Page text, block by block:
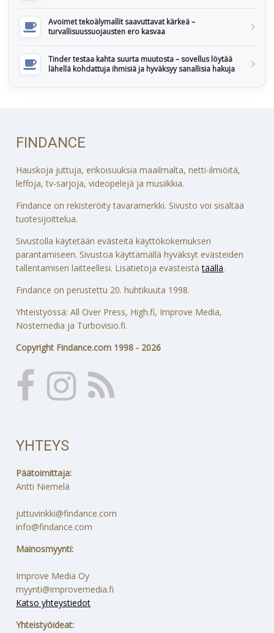
Avoimet tekoälymallit saavuttavat kärkeä –
turvallisuussuojausten ero kasvaa
Tinder testaa kahta suurta muutosta – sovellus löytää
lähellä kohdattuja ihmisiä ja hyväksyy sanallisia hakuja
FINDANCE
Hauskoja juttuja, erikoisuuksia maailmalta, netti-ilmiöitä,
leffoja, tv-sarjoja, videopelejä ja musiikkia.
Findance on rekisteröity tavaramerkki. Sivusto voi sisältää
tuotesijoittelua.
Sivustolla käytetään evästeitä käyttökokemuksen
parantamiseen. Sivustoa käyttämällä hyväksyt evästeiden
tallentamisen laitteellesi. Lisätietoja evästeistätäällä.
Findance on perustettu 20. huhtikuuta 1998.
Yhteistyössä: All Over Press, High.fi, Improve Media,
Nostemedia ja Turbovisio.fi.
Copyright Findance.com 1998 - 2026
YHTEYS
Päätoimittaja:
Antti Niemelä
juttuvinkki@findance.com
info@findance.com
Mainosmyynti:
Improve Media Oy
myynti@improvemedia.fi
Katso yhteystiedot
Yhteistyöideat: